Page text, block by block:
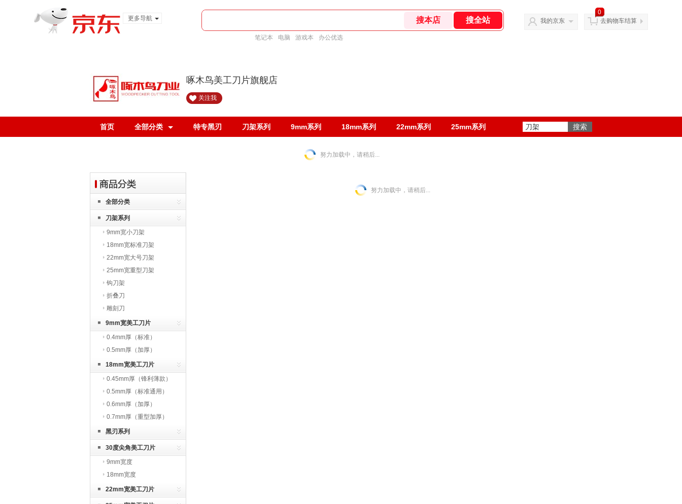
更多导航
笔记本 电脑 游戏本 办公优选
我的京东
0
去购物车结算
啄木鸟美工刀片旗舰店
关注我
首页 全部分类 特专黑刃 刀架系列 9mm系列 18mm系列 22mm系列 25mm系列
努力加载中，请稍后...
全部分类
刀架系列
9mm宽小刀架
18mm宽标准刀架
22mm宽大号刀架
25mm宽重型刀架
钩刀架
折叠刀
雕刻刀
9mm宽美工刀片
0.4mm厚（标准）
0.5mm厚（加厚）
18mm宽美工刀片
0.45mm厚（锋利薄款）
0.5mm厚（标准通用）
0.6mm厚（加厚）
0.7mm厚（重型加厚）
黑刃系列
30度尖角美工刀片
9mm宽度
18mm宽度
22mm宽美工刀片
努力加载中，请稍后...